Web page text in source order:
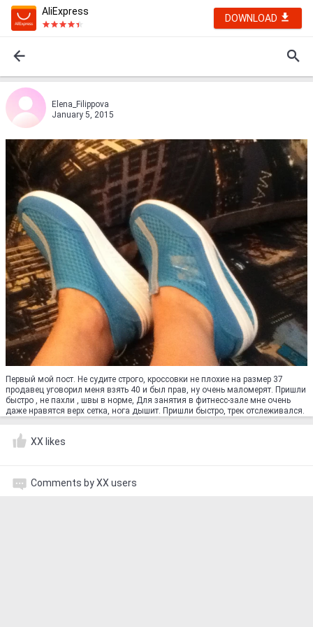
AliExpress
DOWNLOAD
Elena_Filippova
January 5, 2015
Первый мой пост. Не судите строго, кроссовки не плохие на размер 37
продавец уговорил меня взять 40 и был прав, ну очень маломерят. Пришли
быстро , не пахли , швы в норме, Для занятия в фитнесс-зале мне очень
даже нравятся верх сетка, нога дышит. Пришли быстро, трек отслеживался.
XX likes
Comments by XX users